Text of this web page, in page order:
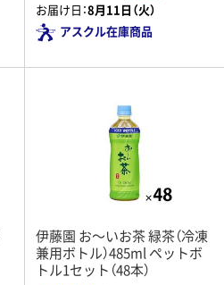
お届け日：8月11日（火）
アスクル在庫商品
伊藤園 お～いお茶 緑茶（冷凍
兼用ボトル）485ml ペットボ
トル1セット（48本）